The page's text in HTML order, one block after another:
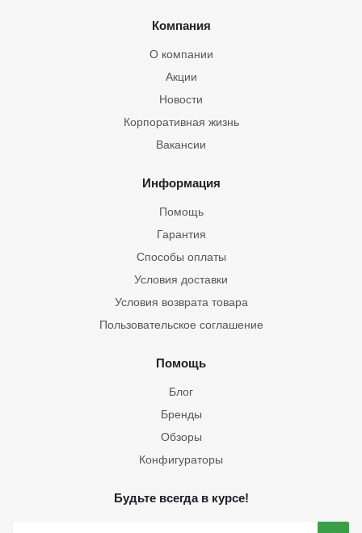
Компания
О компании
Акции
Новости
Корпоративная жизнь
Вакансии
Информация
Помощь
Гарантия
Способы оплаты
Условия доставки
Условия возврата товара
Пользовательское соглашение
Помощь
Блог
Бренды
Обзоры
Конфигураторы
Будьте всегда в курсе!